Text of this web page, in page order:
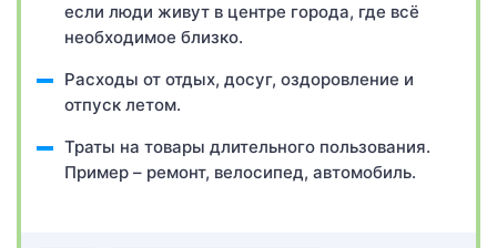
если люди живут в центре города, где всё
необходимое близко.
Расходы от отдых, досуг, оздоровление и
отпуск летом.
Траты на товары длительного пользования.
Пример – ремонт, велосипед, автомобиль.